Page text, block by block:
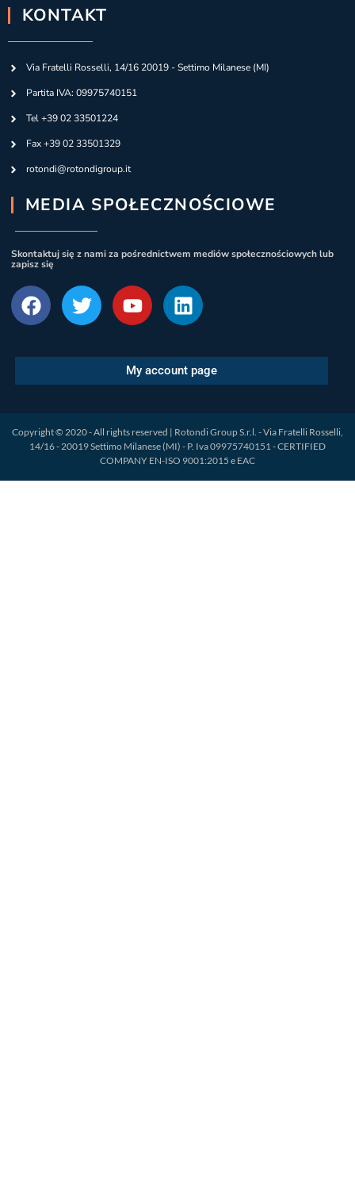
KONTAKT
Via Fratelli Rosselli, 14/16 20019 - Settimo Milanese (MI)
Partita IVA: 09975740151
Tel +39 02 33501224
Fax +39 02 33501329
rotondi@rotondigroup.it
MEDIA SPOŁECZNOŚCIOWE
Skontaktuj się z nami za pośrednictwem mediów społecznościowych lub
zapisz się
My account page
Copyright © 2020 - All rights reserved | Rotondi Group S.r.l. - Via Fratelli Rosselli,
14/16 - 20019 Settimo Milanese (MI) - P. Iva 09975740151 - CERTIFIED
COMPANY EN-ISO 9001:2015 e EAC